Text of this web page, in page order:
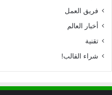
فريق العمل
أخبار العالم
تقنية
شراء القالب!